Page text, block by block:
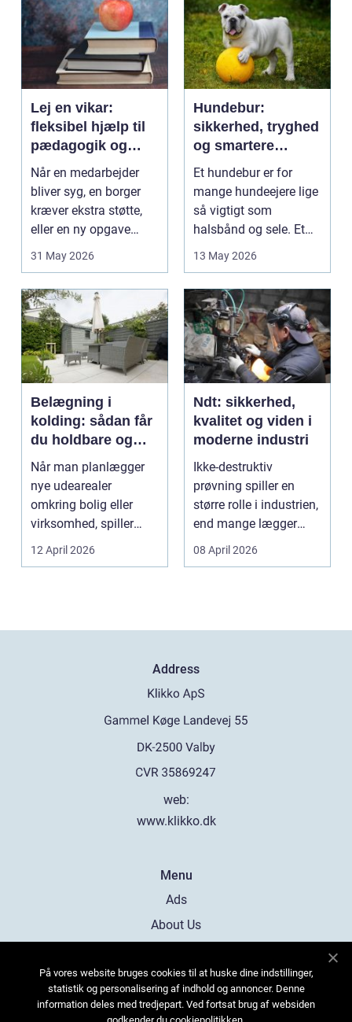
Lej en vikar:
fleksibel hjælp til
pædagogik og
sundhed
Når en medarbejder
bliver syg, en borger
kræver ekstra støtte,
eller en ny opgave
opstår fra dag til...
31 May 2026
Hundebur:
sikkerhed, tryghed
og smartere
hverdag med hund
Et hundebur er for
mange hundeejere lige
så vigtigt som
halsbånd og sele. Et
godt bur gi...
13 May 2026
Belægning i
kolding: sådan får
du holdbare og
flotte udearealer
Når man planlægger
nye udearealer
omkring bolig eller
virksomhed, spiller
belægningen en helt
centra...
12 April 2026
Ndt: sikkerhed,
kvalitet og viden i
moderne industri
Ikke-destruktiv
prøvning spiller en
større rolle i industrien,
end mange lægger
mærke til i hverdage...
08 April 2026
Address
web:
www.klikko.dk
Menu
Ads
About Us
Contact
Sitemap
På vores website bruges cookies til at huske dine indstillinger,
statistik og personalisering af indhold og annoncer. Denne
information deles med tredjepart. Ved fortsat brug af websiden